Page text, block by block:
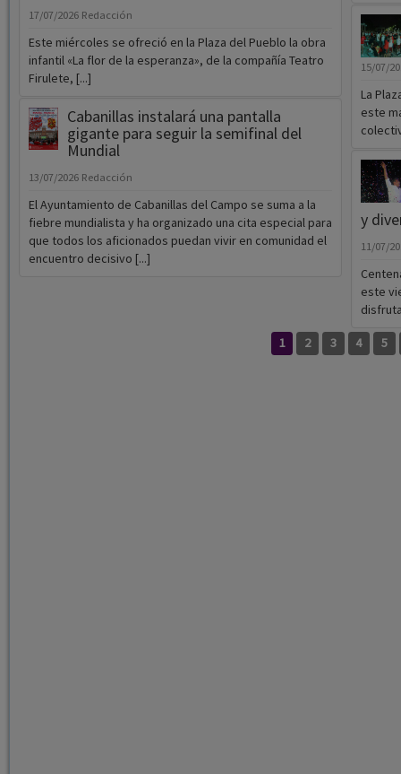
17/07/2026 Redacción
Este miércoles se ofreció en la Plaza del Pueblo la obra
infantil «La flor de la esperanza», de la compañía Teatro
Firulete, [...]
Cabanillas instalará una pantalla
gigante para seguir la semifinal del
Mundial
13/07/2026 Redacción
El Ayuntamiento de Cabanillas del Campo se suma a la
fiebre mundialista y ha organizado una cita especial para
que todos los aficionados puedan vivir en comunidad el
encuentro decisivo [...]
15/07/
La
este
y
11/07/
este
1 2 3 4 5